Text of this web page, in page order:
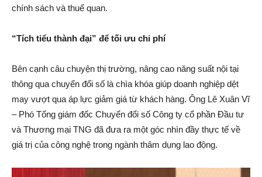
chính sách và thuế quan.
“Tích tiểu thành đại” để tối ưu chi phí
Bên cạnh câu chuyện thị trường, nâng cao năng suất nội tại
thông qua chuyển đổi số là chìa khóa giúp doanh nghiệp dệt
may vượt qua áp lực giảm giá từ khách hàng. Ông Lê Xuân Vĩ
– Phó Tổng giám đốc Chuyển đổi số Công ty cổ phần Đầu tư
và Thương mại TNG đã đưa ra một góc nhìn đầy thực tế về
giá trị của công nghệ trong ngành thâm dụng lao động.